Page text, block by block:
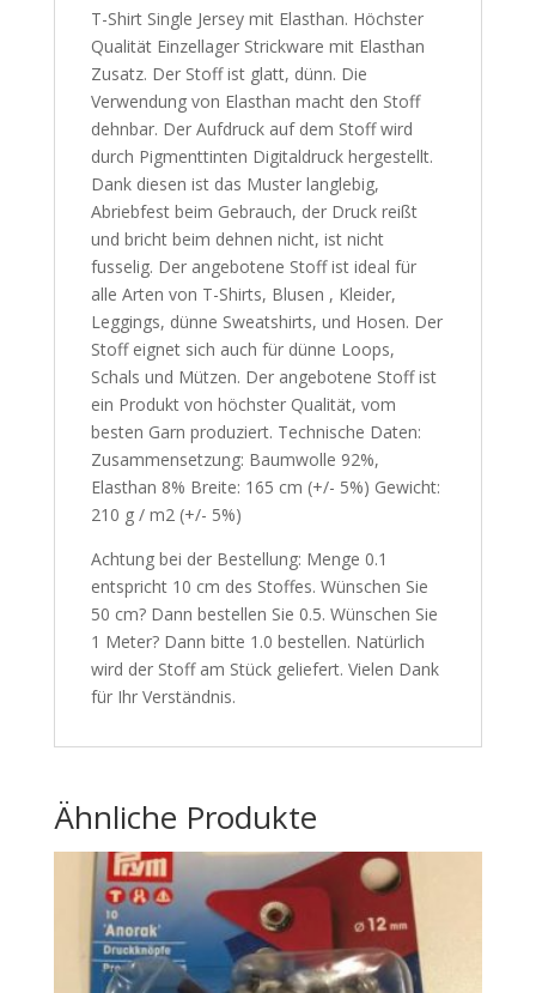
T-Shirt Single Jersey mit Elasthan. Höchster
Qualität Einzellager Strickware mit Elasthan
Zusatz. Der Stoff ist glatt, dünn. Die
Verwendung von Elasthan macht den Stoff
dehnbar. Der Aufdruck auf dem Stoff wird
durch Pigmenttinten Digitaldruck hergestellt.
Dank diesen ist das Muster langlebig,
Abriebfest beim Gebrauch, der Druck reißt
und bricht beim dehnen nicht, ist nicht
fusselig. Der angebotene Stoff ist ideal für
alle Arten von T-Shirts, Blusen , Kleider,
Leggings, dünne Sweatshirts, und Hosen. Der
Stoff eignet sich auch für dünne Loops,
Schals und Mützen. Der angebotene Stoff ist
ein Produkt von höchster Qualität, vom
besten Garn produziert. Technische Daten:
Zusammensetzung: Baumwolle 92%,
Elasthan 8% Breite: 165 cm (+/- 5%) Gewicht:
210 g / m2 (+/- 5%)
Achtung bei der Bestellung: Menge 0.1
entspricht 10 cm des Stoffes. Wünschen Sie
50 cm? Dann bestellen Sie 0.5. Wünschen Sie
1 Meter? Dann bitte 1.0 bestellen. Natürlich
wird der Stoff am Stück geliefert. Vielen Dank
für Ihr Verständnis.
Ähnliche Produkte